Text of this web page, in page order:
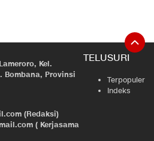
Kel.
Bombana, Provinsi
(Redaksi)
( Kerjasama
TELUSURI
Terpopuler
Indeks